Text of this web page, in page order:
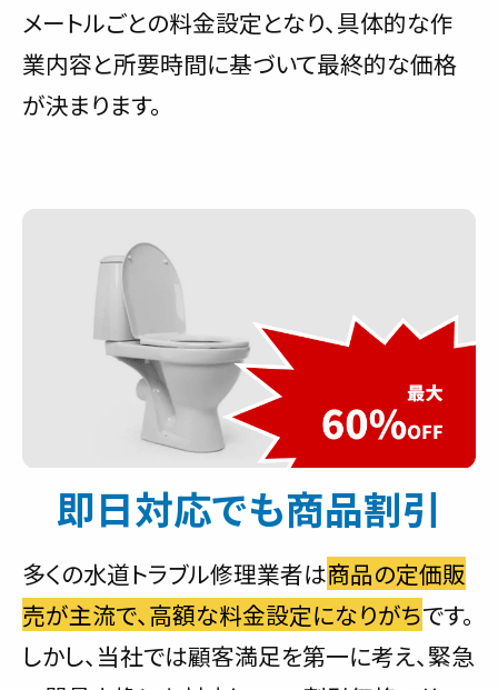
メートルごとの料金設定となり、具体的な作
業内容と所要時間に基づいて最終的な価格
が決まります。
即日対応でも商品割引
多くの水道トラブル修理業者は商品の定価販
売が主流で、高額な料金設定になりがちです。
しかし、当社では顧客満足を第一に考え、緊急